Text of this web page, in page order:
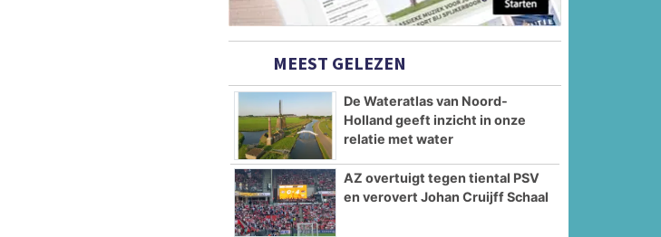
MEEST GELEZEN
De Wateratlas van Noord-
Holland geeft inzicht in onze
relatie met water
AZ overtuigt tegen tiental PSV
en verovert Johan Cruijff Schaal